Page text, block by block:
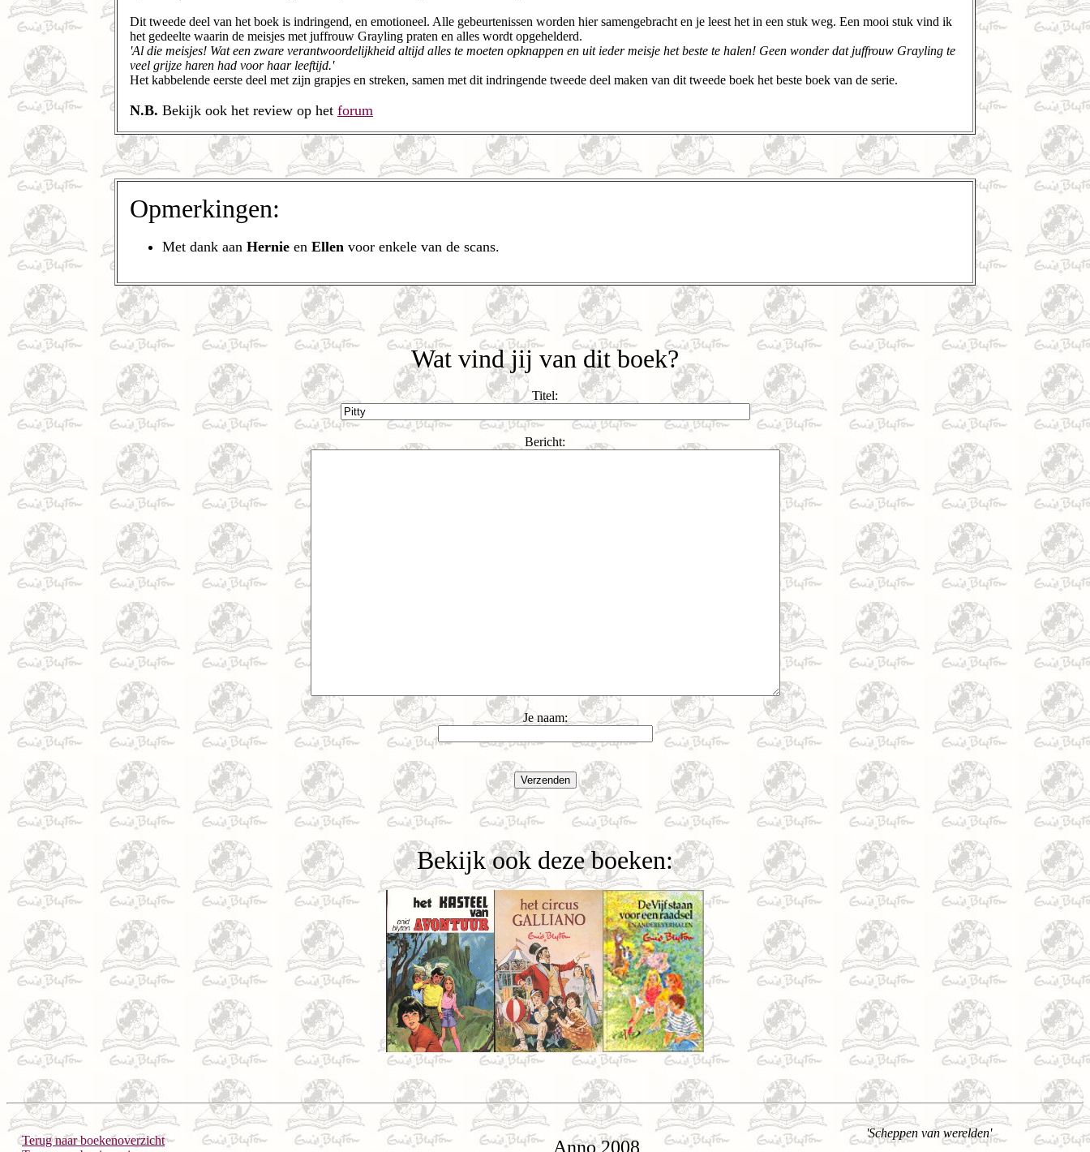
Dit tweede deel van het boek is indringend, en emotioneel. Alle gebeurtenissen worden hier samengebracht en je leest het in een stuk weg. Een mooi stuk vind ik
het gedeelte waarin de meisjes met juffrouw Grayling praten en alles wordt opgehelderd.
'Al die meisjes! Wat een zware verantwoordelijkheid altijd alles te moeten opknappen en uit ieder meisje het beste te halen! Geen wonder dat juffrouw Grayling te
veel grijze haren had voor haar leeftijd.'
Het kabbelende eerste deel met zijn grapjes en streken, samen met dit indringende tweede deel maken van dit tweede boek het beste boek van de serie.
N.B. Bekijk ook het review op het forum
Opmerkingen:
Met dank aan Hernie en Ellen voor enkele van de scans.
Wat vind jij van dit boek?
Titel:
Bericht:
Je naam:
Bekijk ook deze boeken:
Terug naar boekenoverzicht
Anno 2008
'Scheppen van werelden'